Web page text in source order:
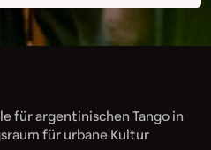
für argentinischen Tango in
für urbane Kultur